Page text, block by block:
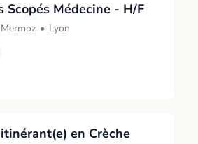
Médecine - H/F
• Lyon
en Crèche